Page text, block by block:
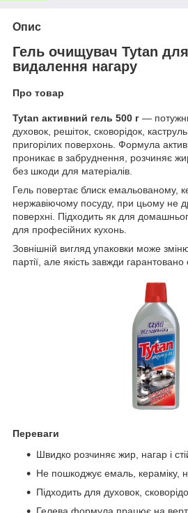
Опис
Гель очищувач Tytan для
видалення нагару
Про товар
Tytan активний гель 500 г —
духовок, решіток, сковорідок,
пригорілих поверхонь. Формула
проникає в забруднення, розчиняє
без шкоди для матеріалів.
Гель повертає блиск емальованому,
нержавіючому посуду, при цьому не
поверхні. Підходить як для
для професійних кухонь.
Зовнішній вигляд упаковки може
партії, але якість завжди гарантовано
Переваги
Швидко розчиняє жир, нагар і
Не пошкоджує емаль, кераміку,
Підходить для духовок,